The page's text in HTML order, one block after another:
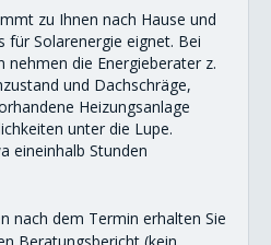
zu Ihnen nach Hause und
für Solarenergie eignet. Bei
nehmen die Energieberater z.
und Dachschräge,
Heizungsanlage
unter die Lupe.
eineinhalb Stunden
nach dem Termin erhalten Sie